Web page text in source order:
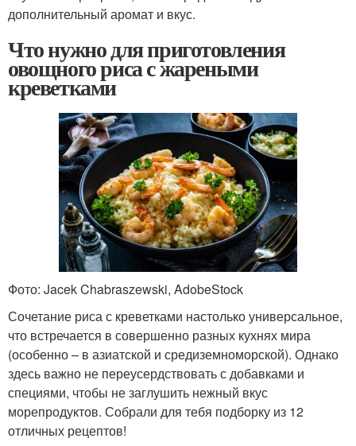
дополнительный аромат и вкус.
Что нужно для приготовления
овощного риса с жареными
креветками
Фото: Jacek Chabraszewski, AdobeStock
Сочетание риса с креветками настолько универсальное,
что встречается в совершенно разных кухнях мира
(особенно – в азиатской и средиземноморской). Однако
здесь важно не переусердствовать с добавками и
специями, чтобы не заглушить нежный вкус
морепродуктов. Собрали для тебя подборку из 12
отличных рецептов!